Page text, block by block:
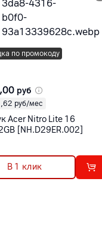
по промокоду
руб
руб/мес
Acer Nitro Lite 16
[NH.D29ER.002]
В 1 клик